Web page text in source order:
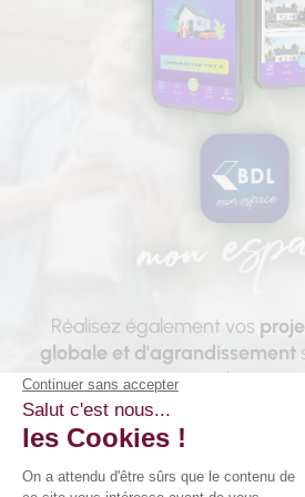
Réalisez également vos
globale et d'agrandissement
notre application